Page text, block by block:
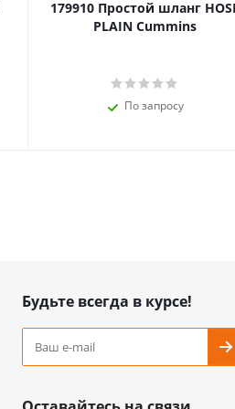
179910 Простой шланг
PLAIN Cummins
По запросу
Будьте всегда в курсе!